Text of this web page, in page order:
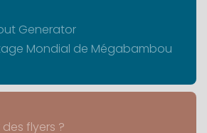
Generator
Mondial de Mégabambou
flyers ?